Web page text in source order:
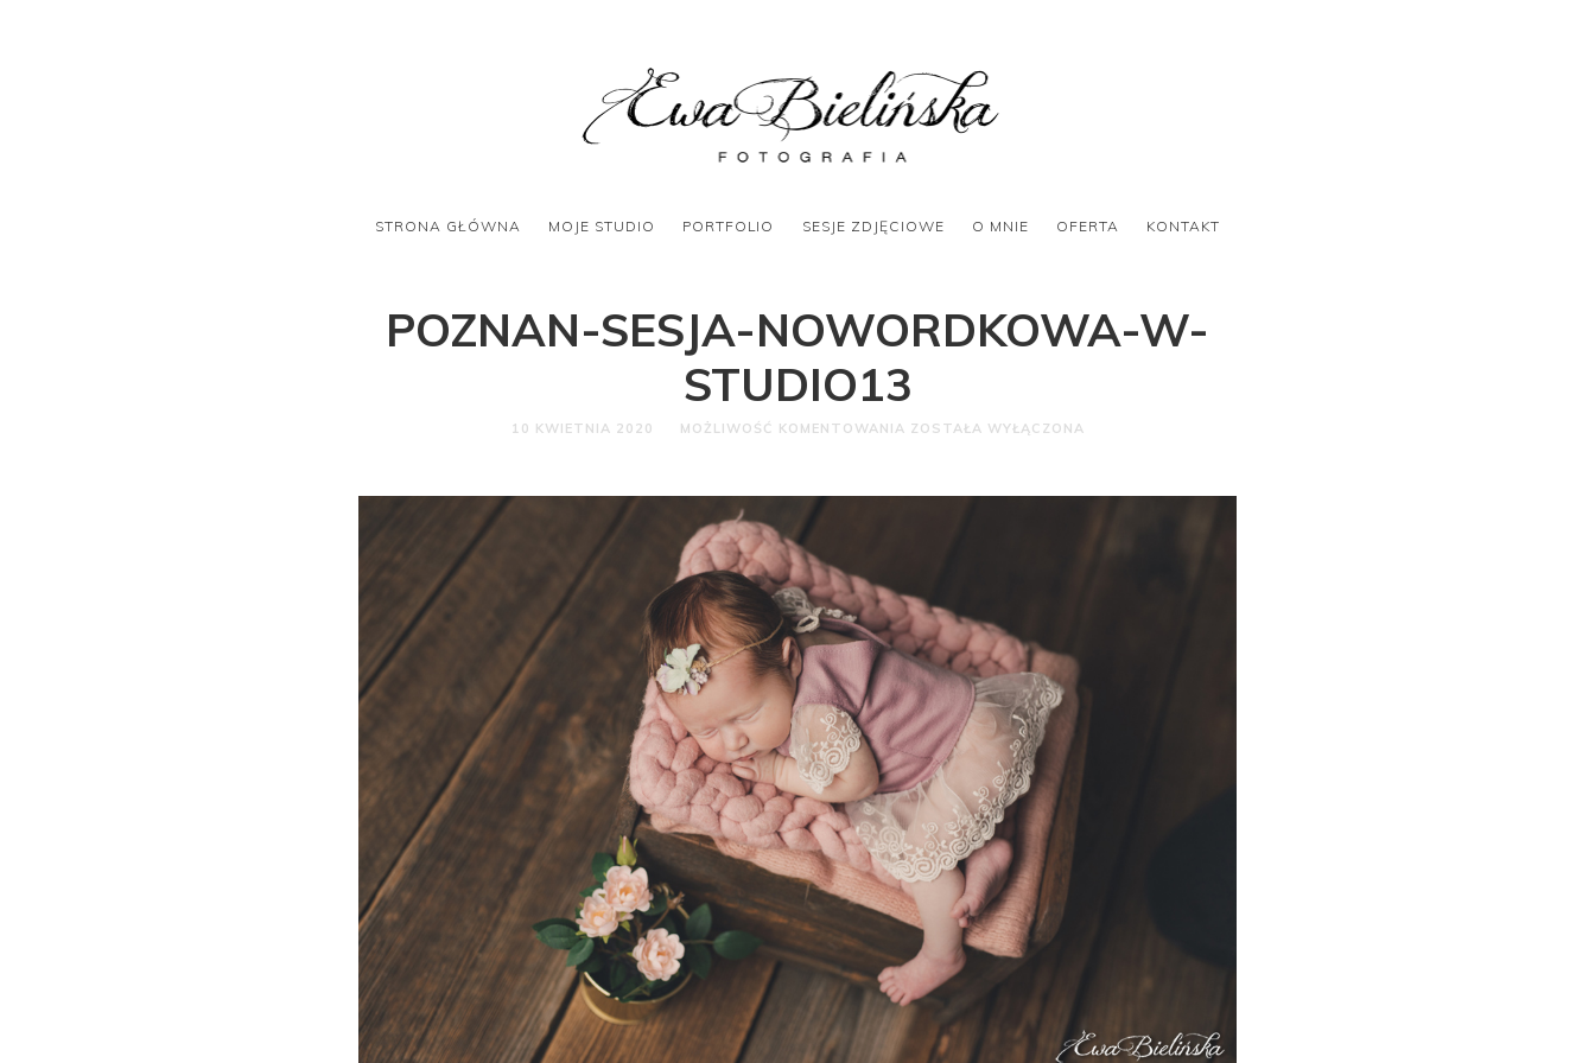
STRONA GŁÓWNA MOJE STUDIO PORTFOLIO SESJE ZDJĘCIOWE O MNIE OFERTA KONTAKT
POZNAN-SESJA-NOWORDKOWA-W-
STUDIO13
10 KWIETNIA 2020 MOŻLIWOŚĆ KOMENTOWANIA ZOSTAŁA WYŁĄCZONA